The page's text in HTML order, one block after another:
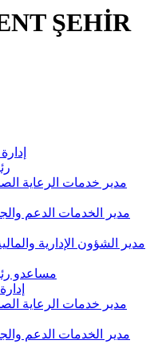
ŞEHİR
مدير خدمات الرعاية
مدير الخدمات الدعم
مدير الشؤون الإدارية
مساعدو
مدير خدمات الرعاية
مدير الخدمات الدعم